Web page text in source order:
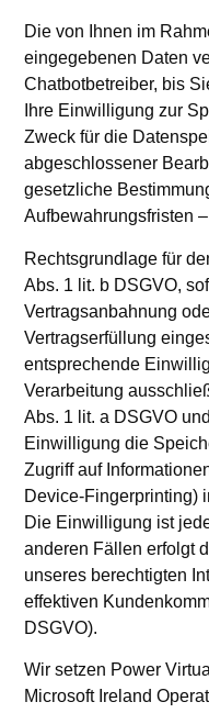
Die von Ihnen im
eingegebenen Daten
Chatbotbetreiber, bis
Ihre Einwilligung zur
Zweck für die
abgeschlossener
gesetzliche
Aufbewahrungsfristen
Rechtsgrundlage für
Abs. 1 lit. b DSGVO,
Vertragsanbahnung
Vertragserfüllung
entsprechende
Verarbeitung
Abs. 1 lit. a DSGVO
Einwilligung die
Zugriff auf
Device-Fingerprinting)
Die Einwilligung ist
anderen Fällen erfolgt
unseres berechtigten
effektiven
DSGVO).
Wir setzen Power
Microsoft Ireland